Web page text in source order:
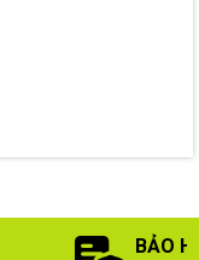
BẢO